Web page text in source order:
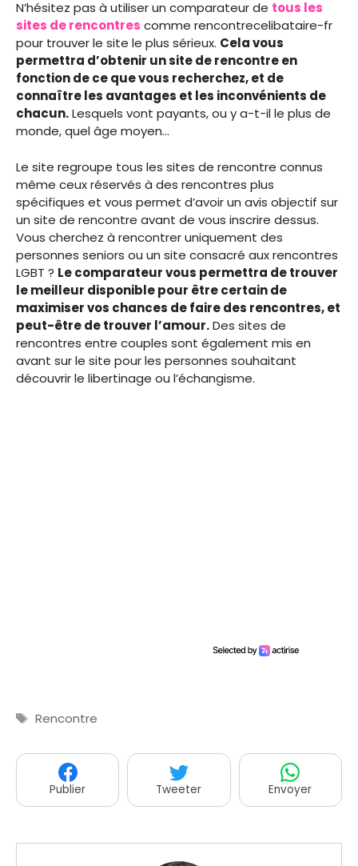
N’hésitez pas à utiliser un comparateur de tous les
sites de rencontres comme rencontrecelibataire-fr
pour trouver le site le plus sérieux. Cela vous
permettra d’obtenir un site de rencontre en
fonction de ce que vous recherchez, et de
connaître les avantages et les inconvénients de
chacun.Lesquels vont payants, ou y a-t-il le plus de
monde, quel âge moyen…
Le site regroupe tous les sites de rencontre connus
même ceux réservés à des rencontres plus
spécifiques et vous permet d’avoir un avis objectif sur
un site de rencontre avant de vous inscrire dessus.
Vous cherchez à rencontrer uniquement des
personnes seniors ou un site consacré aux rencontres
LGBT ? Le comparateur vous permettra de trouver
le meilleur disponible pour être certain de
maximiser vos chances de faire des rencontres, et
peut-être de trouver l’amour.Des sites de
rencontres entre couples sont également mis en
avant sur le site pour les personnes souhaitant
découvrir le libertinage ou l’échangisme.
Étiquettes
Rencontre
Publier Tweeter Envoyer